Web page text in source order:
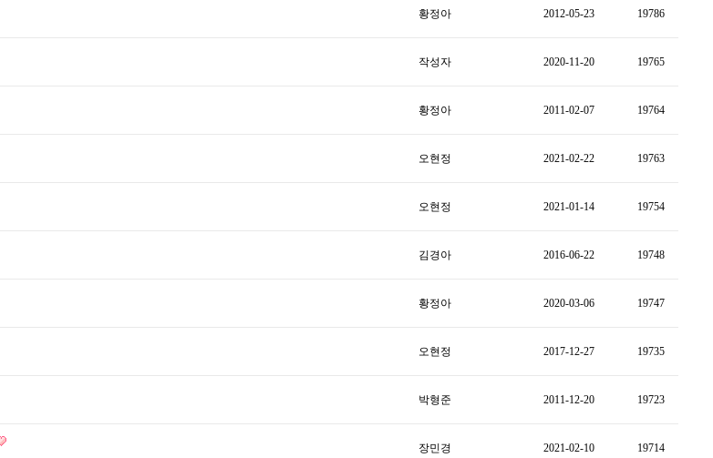
황정아 2012-05-23 19786
작성자 2020-11-20 19765
황정아 2011-02-07 19764
오현정 2021-02-22 19763
오현정 2021-01-14 19754
김경아 2016-06-22 19748
황정아 2020-03-06 19747
오현정 2017-12-27 19735
박형준 2011-12-20 19723
장민경 2021-02-10 19714